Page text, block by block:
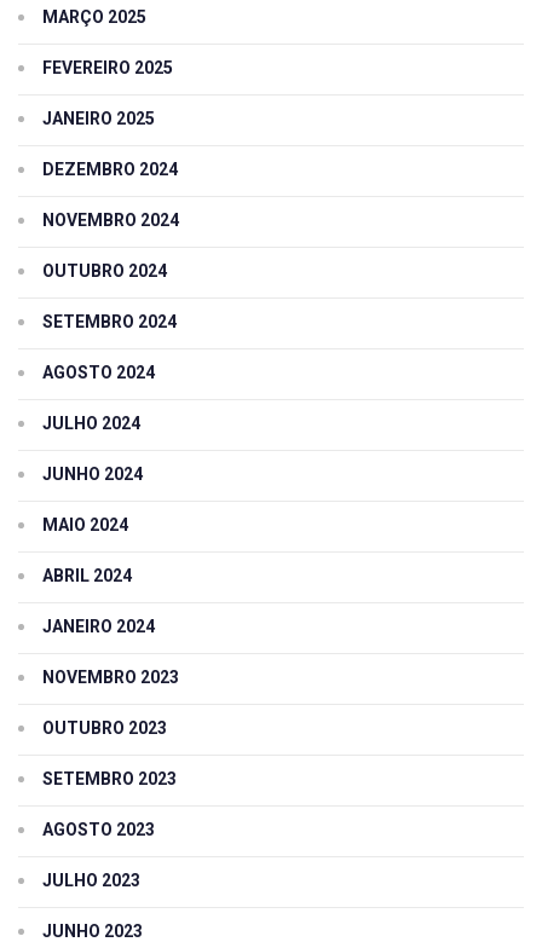
MARÇO 2025
FEVEREIRO 2025
JANEIRO 2025
DEZEMBRO 2024
NOVEMBRO 2024
OUTUBRO 2024
SETEMBRO 2024
AGOSTO 2024
JULHO 2024
JUNHO 2024
MAIO 2024
ABRIL 2024
JANEIRO 2024
NOVEMBRO 2023
OUTUBRO 2023
SETEMBRO 2023
AGOSTO 2023
JULHO 2023
JUNHO 2023